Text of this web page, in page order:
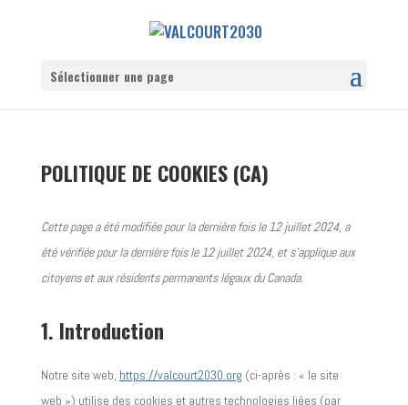
Sélectionner une page
POLITIQUE DE COOKIES (CA)
Cette page a été modifiée pour la dernière fois le 12 juillet 2024, a
été vérifiée pour la dernière fois le 12 juillet 2024, et s’applique aux
citoyens et aux résidents permanents légaux du Canada.
1. Introduction
Notre site web, https://valcourt2030.org (ci-après : « le site
web ») utilise des cookies et autres technologies liées (par